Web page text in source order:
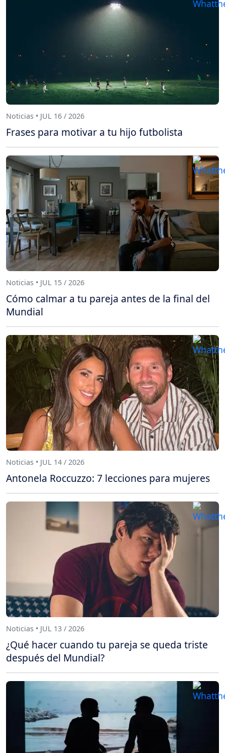
Noticias • JUL 16 / 2026
Frases para motivar a tu hijo futbolista
Noticias • JUL 15 / 2026
Cómo calmar a tu pareja antes de la final del
Mundial
Noticias • JUL 14 / 2026
Antonela Roccuzzo: 7 lecciones para mujeres
Noticias • JUL 13 / 2026
¿Qué hacer cuando tu pareja se queda triste
después del Mundial?